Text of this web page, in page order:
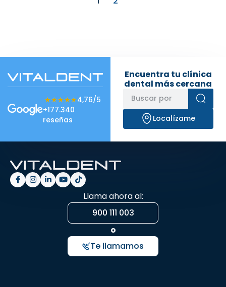
★★★★★
★★★★★4,76/5
+177.340
reseñas
Encuentra tu clínica
dental más cercana
Localízame
Llama ahora al:
900 111 003
o
Te llamamos